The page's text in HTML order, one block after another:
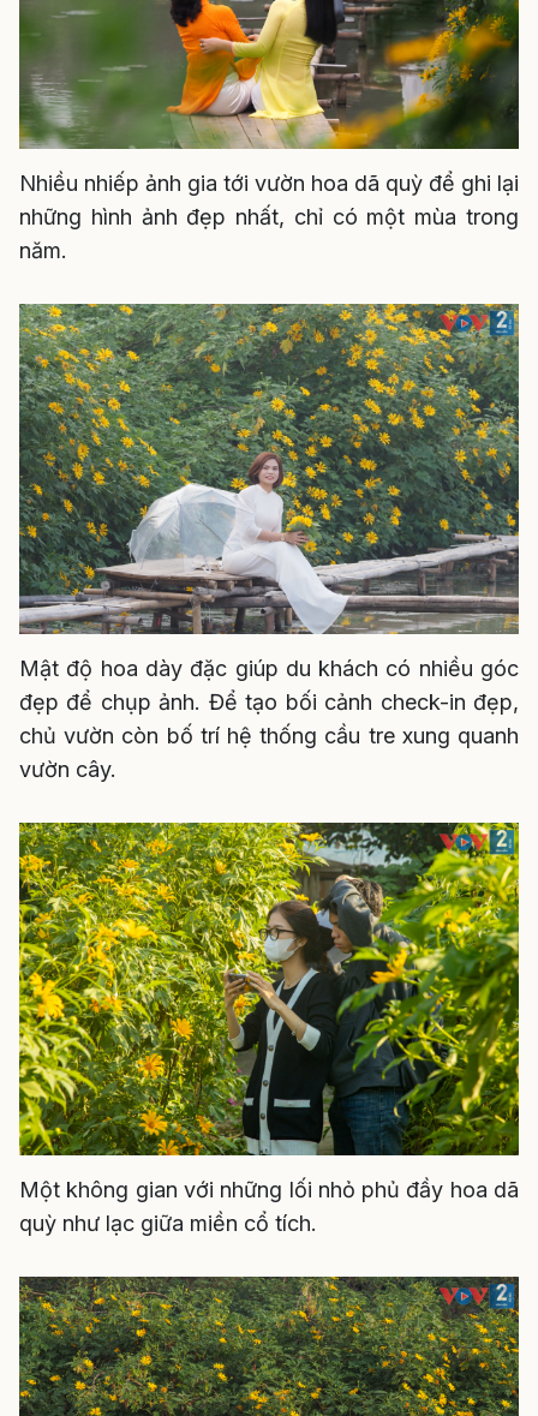
Nhiều nhiếp ảnh gia tới vườn hoa dã quỳ để ghi lại
những hình ảnh đẹp nhất, chỉ có một mùa trong
năm.
Mật độ hoa dày đặc giúp du khách có nhiều góc
đẹp để chụp ảnh. Để tạo bối cảnh check-in đẹp,
chủ vườn còn bố trí hệ thống cầu tre xung quanh
vườn cây.
Một không gian với những lối nhỏ phủ đầy hoa dã
quỳ như lạc giữa miền cổ tích.